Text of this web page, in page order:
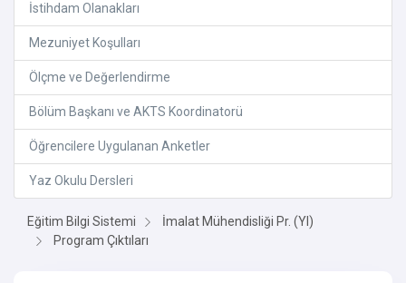
İstihdam Olanakları
Mezuniyet Koşulları
Ölçme ve Değerlendirme
Bölüm Başkanı ve AKTS Koordinatorü
Öğrencilere Uygulanan Anketler
Yaz Okulu Dersleri
Eğitim Bilgi Sistemi
İmalat Mühendisliği Pr. (Yl)
Program Çıktıları